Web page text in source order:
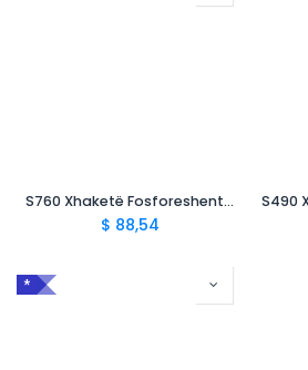
S760 Xhaketë Fosforeshente Ajrosëse Dy-Ngjyrëshe
$ 88,54
*